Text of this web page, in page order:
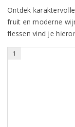
Ontdek
fruit en moderne
flessen vind je
1